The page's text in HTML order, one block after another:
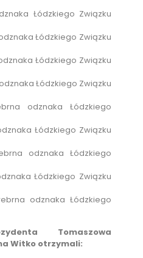
Łódzkiego Związku
Łódzkiego Związku
Łódzkiego Związku
Łódzkiego Związku
odznaka Łódzkiego
Łódzkiego Związku
odznaka Łódzkiego
Łódzkiego Związku
odznaka Łódzkiego
Tomaszowa
Witko otrzymali: